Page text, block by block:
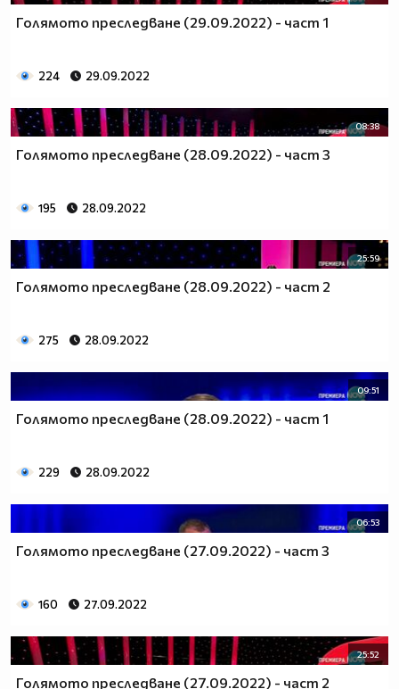
Голямото преследване (29.09.2022) - част 1
224 29.09.2022
08:38
Голямото преследване (28.09.2022) - част 3
195 28.09.2022
25:59
Голямото преследване (28.09.2022) - част 2
275 28.09.2022
09:51
Голямото преследване (28.09.2022) - част 1
229 28.09.2022
06:53
Голямото преследване (27.09.2022) - част 3
160 27.09.2022
25:52
Голямото преследване (27.09.2022) - част 2